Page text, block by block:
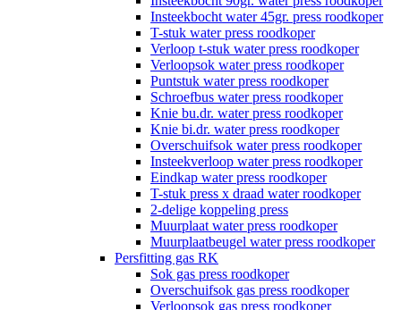
Insteekbocht water 45gr. press roodkoper
T-stuk water press roodkoper
Verloop t-stuk water press roodkoper
Verloopsok water press roodkoper
Puntstuk water press roodkoper
Schroefbus water press roodkoper
Knie bu.dr. water press roodkoper
Knie bi.dr. water press roodkoper
Overschuifsok water press roodkoper
Insteekverloop water press roodkoper
Eindkap water press roodkoper
T-stuk press x draad water roodkoper
2-delige koppeling press
Muurplaat water press roodkoper
Muurplaatbeugel water press roodkoper
Persfitting gas RK
Sok gas press roodkoper
Overschuifsok gas press roodkoper
Verloopsok gas press roodkoper